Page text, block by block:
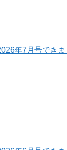
年7月号でき